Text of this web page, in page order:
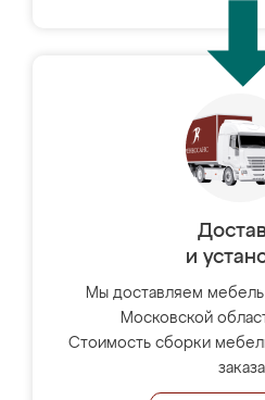
и
Мы доставляем
Московской
Стоимость сборки